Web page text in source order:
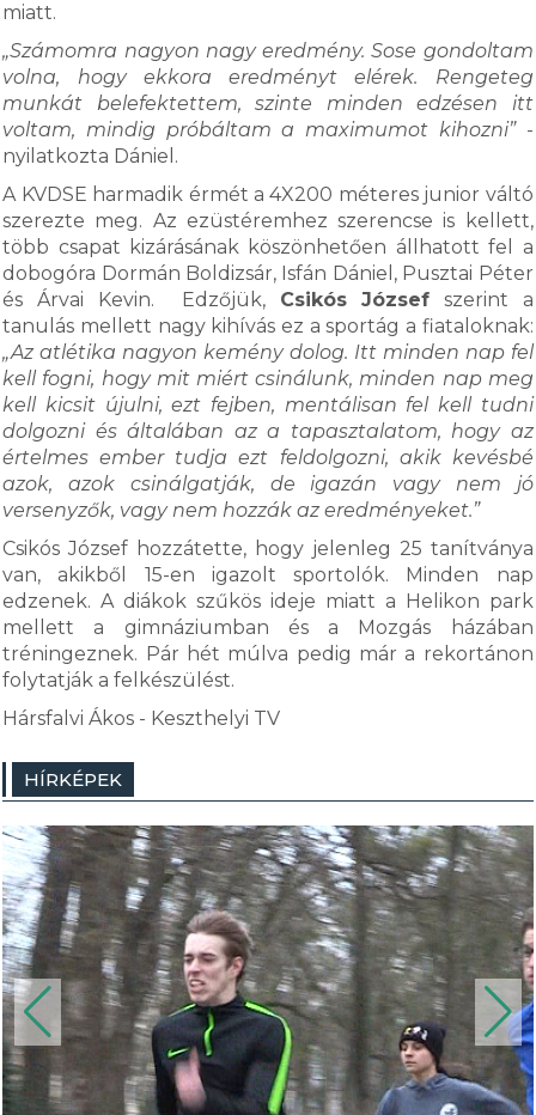
miatt.
„Számomra nagyon nagy eredmény. Sose gondoltam
volna, hogy ekkora eredményt elérek. Rengeteg
munkát belefektettem, szinte minden edzésen itt
voltam, mindig próbáltam a maximumot kihozni”-
nyilatkozta Dániel.
A KVDSE harmadik érmét a 4X200 méteres junior váltó
szerezte meg. Az ezüstéremhez szerencse is kellett,
több csapat kizárásának köszönhetően állhatott fel a
dobogóra Dormán Boldizsár, Isfán Dániel, Pusztai Péter
és Árvai Kevin. Edzőjük, Csikós József szerint a
tanulás mellett nagy kihívás ez a sportág a fiataloknak:
„Az atlétika nagyon kemény dolog. Itt minden nap fel
kell fogni, hogy mit miért csinálunk, minden nap meg
kell kicsit újulni, ezt fejben, mentálisan fel kell tudni
dolgozni és általában az a tapasztalatom, hogy az
értelmes ember tudja ezt feldolgozni, akik kevésbé
azok, azok csinálgatják, de igazán vagy nem jó
versenyzők, vagy nem hozzák az eredményeket.”
Csikós József hozzátette, hogy jelenleg 25 tanítványa
van, akikből 15-en igazolt sportolók. Minden nap
edzenek. A diákok szűkös ideje miatt a Helikon park
mellett a gimnáziumban és a Mozgás házában
tréningeznek. Pár hét múlva pedig már a rekortánon
folytatják a felkészülést.
Hársfalvi Ákos - Keszthelyi TV
HÍRKÉPEK